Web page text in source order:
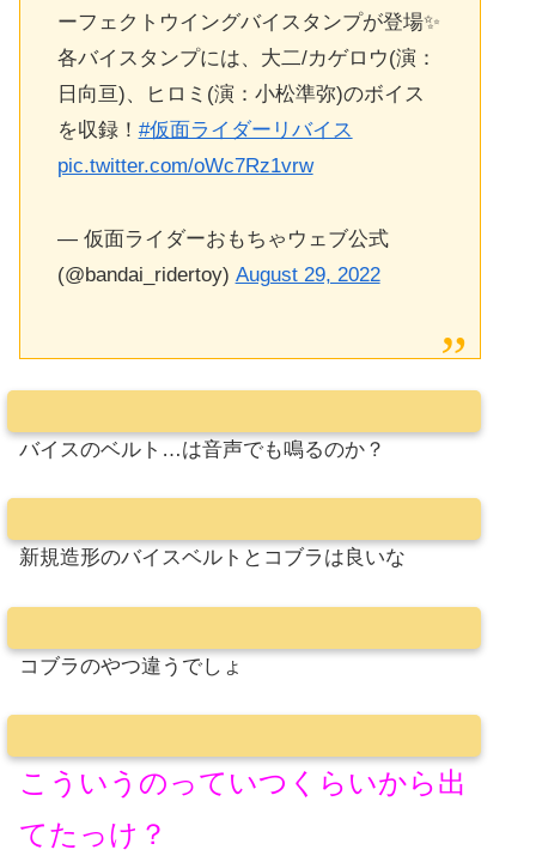
ーフェクトウイングバイスタンプが登場✨
各バイスタンプには、大二/カゲロウ(演：
日向亘)、ヒロミ(演：小松準弥)のボイス
を収録！ #仮面ライダーリバイス
pic.twitter.com/oWc7Rz1vrw
— 仮面ライダーおもちゃウェブ公式
(@bandai_ridertoy) August 29, 2022
バイスのベルト…は音声でも鳴るのか？
新規造形のバイスベルトとコブラは良いな
コブラのやつ違うでしょ
こういうのっていつくらいから出
てたっけ？